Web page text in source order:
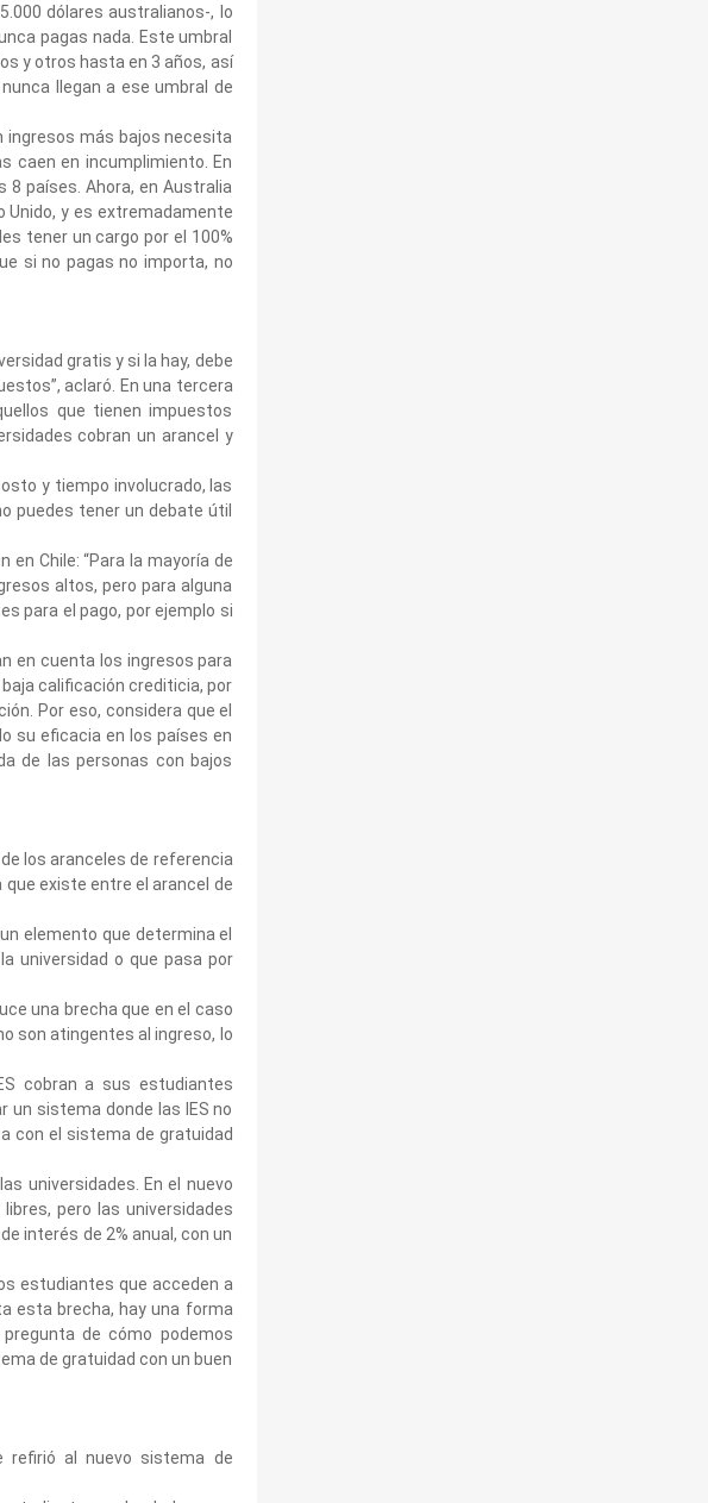
dólares australianos-, lo
pagas nada. Este umbral
y otros hasta en 3 años, así
llegan a ese umbral de
ingresos más bajos necesita
caen en incumplimiento. En
países. Ahora, en Australia
Unido, y es extremadamente
tener un cargo por el 100%
si no pagas no importa, no
gratis y si la hay, debe
aclaró. En una tercera
que tienen impuestos
cobran un arancel y
y tiempo involucrado, las
puedes tener un debate útil
Chile: “Para la mayoría de
altos, pero para alguna
para el pago, por ejemplo si
en cuenta los ingresos para
calificación crediticia, por
Por eso, considera que el
su eficacia en los países en
de las personas con bajos
los aranceles de referencia
que existe entre el arancel de
elemento que determina el
universidad o que pasa por
una brecha que en el caso
son atingentes al ingreso, lo
cobran a sus estudiantes
un sistema donde las IES no
con el sistema de gratuidad
universidades. En el nuevo
pero las universidades
interés de 2% anual, con un
estudiantes que acceden a
esta brecha, hay una forma
de cómo podemos
de gratuidad con un buen
refirió al nuevo sistema de